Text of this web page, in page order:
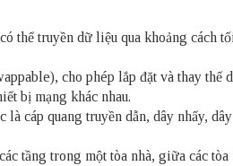
thể truyền dữ liệu qua khoảng cách
cho phép lắp đặt và thay thế
bị mạng khác nhau.
cáp quang truyền dẫn, dây nhẩy,
tầng trong một tòa nhà, giữa các tòa